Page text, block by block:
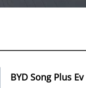
BYD Song Plus Ev